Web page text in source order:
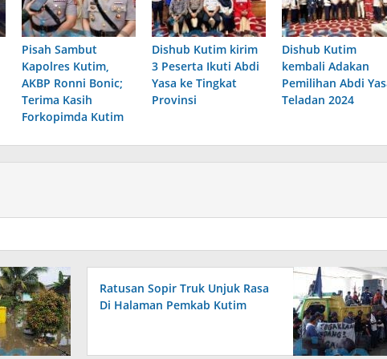
Pisah Sambut
Kapolres Kutim,
AKBP Ronni Bonic;
Terima Kasih
Forkopimda Kutim
Dishub Kutim kirim
3 Peserta Ikuti Abdi
Yasa ke Tingkat
Provinsi
Dishub Kutim
kembali Adakan
Pemilihan Abdi
Teladan 2024
Ratusan Sopir Truk Unjuk Rasa
Di Halaman Pemkab Kutim